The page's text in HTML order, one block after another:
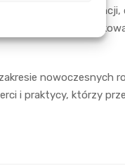
liderów i
i
nowoczesnych
i praktycy, którzy